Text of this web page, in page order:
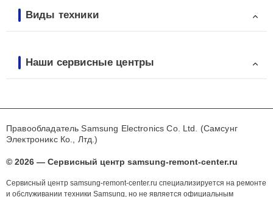
Виды техники
Наши сервисные центры
Правообладатель Samsung Electronics Co. Ltd. (Самсунг
Электроникс Ко., Лтд.)
© 2026 — Сервисный центр samsung-remont-center.ru
Сервисный центр samsung-remont-center.ru специализируется на ремонте
и обслуживании техники Samsung, но не является официальным